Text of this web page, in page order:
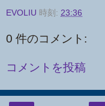
EVOLIU 時刻: 23:36
0 件のコメント:
コメントを投稿